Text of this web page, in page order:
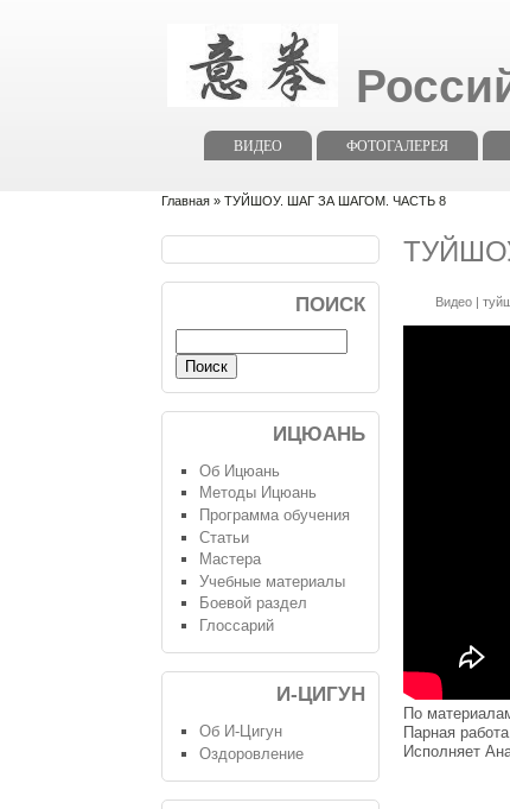
ВИДЕО ФОТОГАЛЕРЕЯ
Главная » ТУЙШОУ. ШАГ ЗА ШАГОМ. ЧАСТЬ 8
Видео|
По
Парная
Исполняет
ПОИСК
ИЦЮАНЬ
Об Ицюань
Методы Ицюань
Программа обучения
Статьи
Мастера
Учебные материалы
Боевой раздел
Глоссарий
И-ЦИГУН
Об И-Цигун
Оздоровление